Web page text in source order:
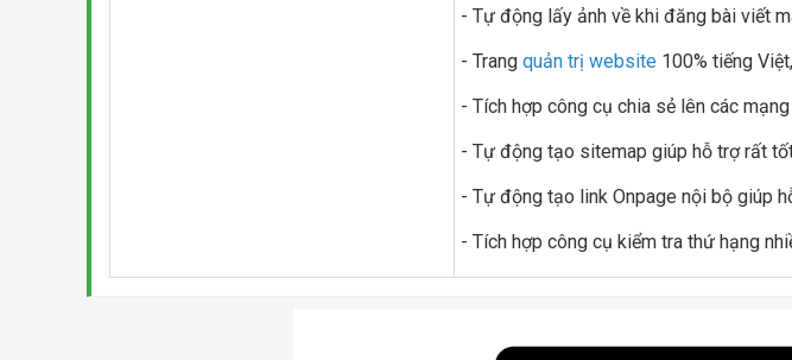
- Tự động lấy ảnh về khi đăng bài viết
- Trang quản trị website 100% tiếng
- Tích hợp công cụ chia sẻ lên các mạng
- Tự động tạo sitemap giúp hỗ trợ rất
- Tự động tạo link Onpage nội bộ giúp
- Tích hợp công cụ kiểm tra thứ hạng